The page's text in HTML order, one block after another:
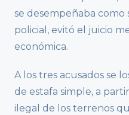
se desempeñaba
policial, evitó el juicio
económica.
A los tres acusados se
de estafa simple, a
ilegal de los terrenos